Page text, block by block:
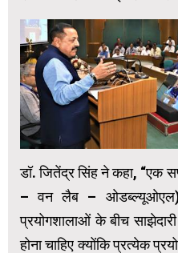
डॉ. जितेंद्र सिंह ने कहा, “एक
– वन लैब –
प्रयोगशालाओं के बीच
होना चाहिए क्योंकि प्रत्येक